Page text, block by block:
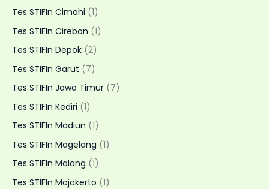
Tes STIFIn Cimahi (1)
Tes STIFIn Cirebon (1)
Tes STIFIn Depok (2)
Tes STIFIn Garut (7)
Tes STIFIn Jawa Timur (7)
Tes STIFIn Kediri (1)
Tes STIFIn Madiun (1)
Tes STIFIn Magelang (1)
Tes STIFIn Malang (1)
Tes STIFIn Mojokerto (1)